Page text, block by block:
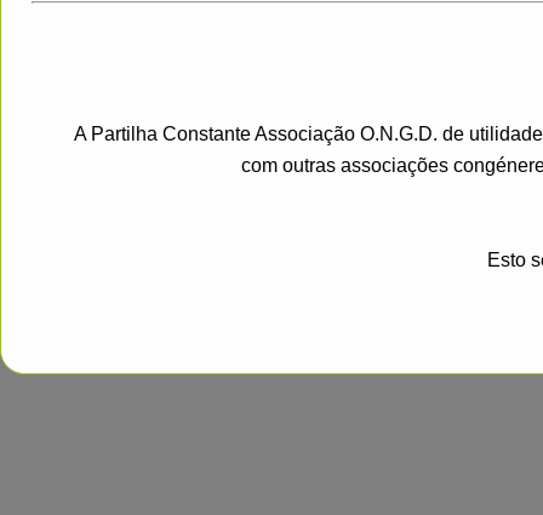
A Partilha Constante Associação O.N.G.D. de
com outras associações
Esto